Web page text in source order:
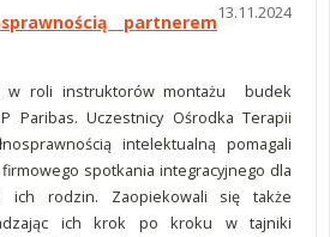
13.11.2024
partnerem
w roli instruktorów montażu budek
Paribas. Uczestnicy Ośrodka Terapii
intelektualną pomagali
spotkania integracyjnego dla
ich rodzin. Zaopiekowali się także
ich krok po kroku w tajniki